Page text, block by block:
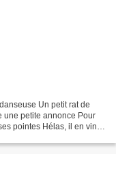
Un petit rat de
une petite annonce Pour
pointes Hélas, il en vint